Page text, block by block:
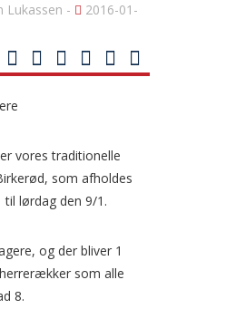
Lukassen -
2016-01-
vores traditionelle
som afholdes
lørdag den 9/1.
og der bliver 1
som alle
8.